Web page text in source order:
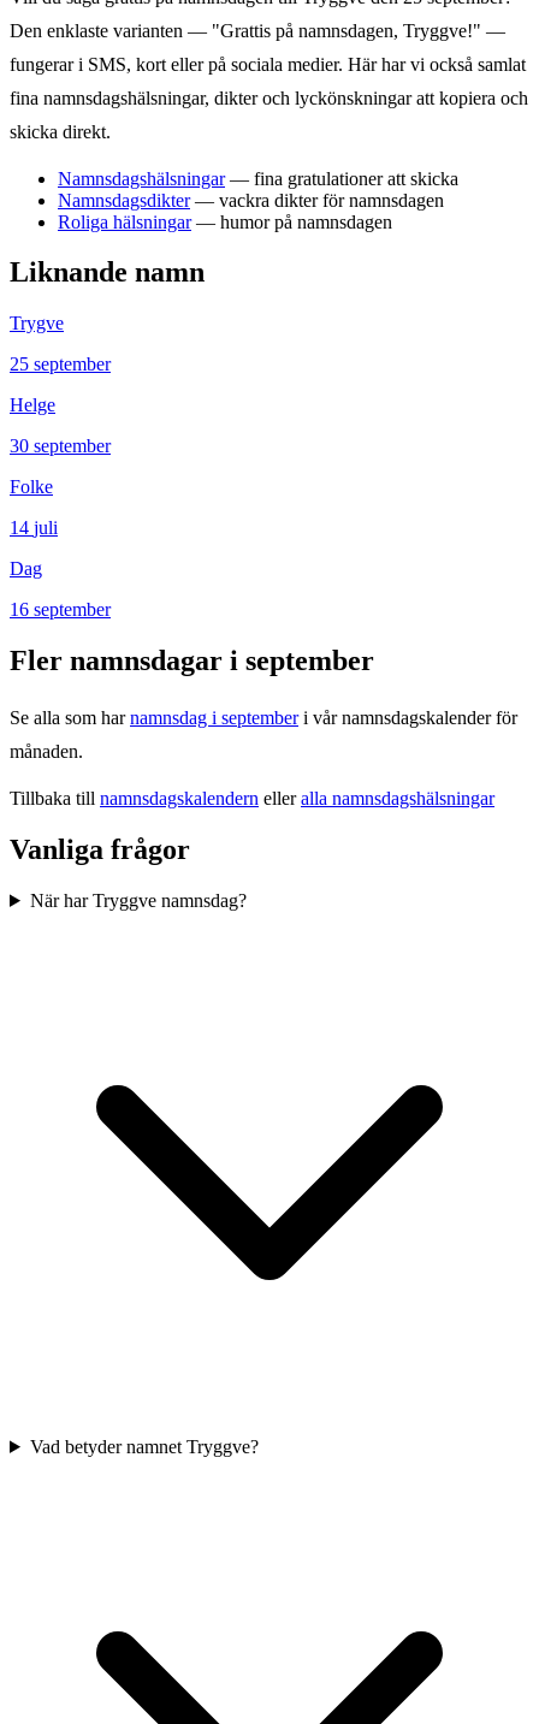
Den enklaste varianten — "Grattis på namnsdagen, Tryggve!" —
fungerar i SMS, kort eller på sociala medier. Här har vi också samlat
fina namnsdagshälsningar, dikter och lyckönskningar att kopiera och
skicka direkt.
Namnsdagshälsningar — fina gratulationer att skicka
Namnsdagsdikter— vackra dikter för namnsdagen
Roliga hälsningar— humor på namnsdagen
Liknande namn
Trygve
25 september
Helge
30 september
Folke
14 juli
Dag
16 september
Fler namnsdagar i september
Se alla som har namnsdag i september i vår namnsdagskalender för
månaden.
Tillbaka till namnsdagskalendern elleralla namnsdagshälsningar
Vanliga frågor
När har Tryggve namnsdag?
Vad betyder namnet Tryggve?